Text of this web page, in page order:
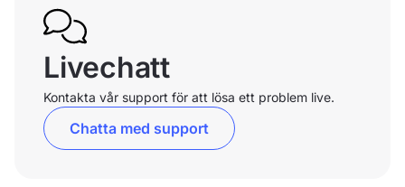
Livechatt
Kontakta vår support för att lösa ett problem live.
Chatta med support